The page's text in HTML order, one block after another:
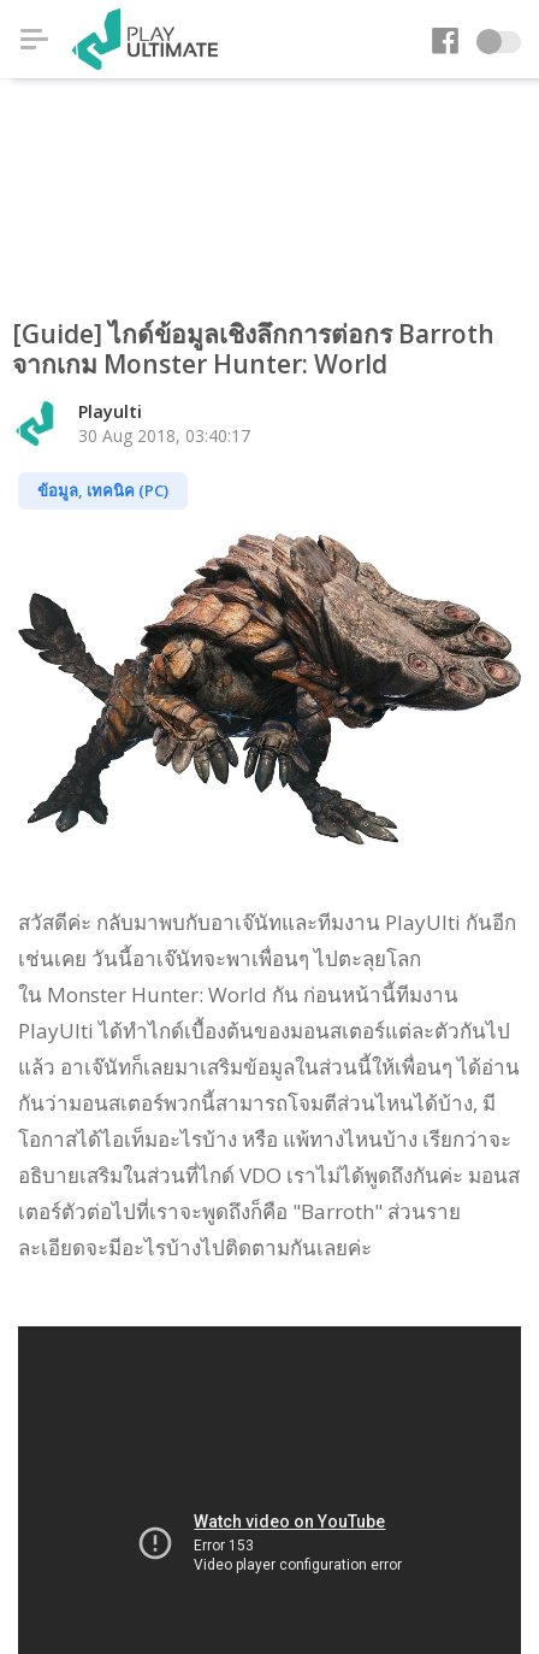
[Guide] ไกด์ข้อมูลเชิงลึกการต่อกร Barroth
จากเกม Monster Hunter: World
Playulti
30 Aug 2018, 03:40:17
ข้อมูล, เทคนิค (PC)
สวัสดีค่ะ กลับมาพบกับอาเจ๊นัทและทีมงาน PlayUlti กันอีก
เช่นเคย วันนี้อาเจ๊นัทจะพาเพื่อนๆ ไปตะลุยโลก
ใน Monster Hunter: World กัน ก่อนหน้านี้ทีมงาน
PlayUlti ได้ทำไกด์เบื้องต้นของมอนสเตอร์แต่ละตัวกันไป
แล้ว อาเจ๊นัทก็เลยมาเสริมข้อมูลในส่วนนี้ให้เพื่อนๆ ได้อ่าน
กันว่ามอนสเตอร์พวกนี้สามารถโจมตีส่วนไหนได้บ้าง, มี
โอกาสได้ไอเท็มอะไรบ้าง หรือ แพ้ทางไหนบ้าง เรียกว่าจะ
อธิบายเสริมในส่วนที่ไกด์ VDO เราไม่ได้พูดถึงกันค่ะ มอนส
เตอร์ตัวต่อไปที่เราจะพูดถึงก็คือ "Barroth" ส่วนราย
ละเอียดจะมีอะไรบ้างไปติดตามกันเลยค่ะ